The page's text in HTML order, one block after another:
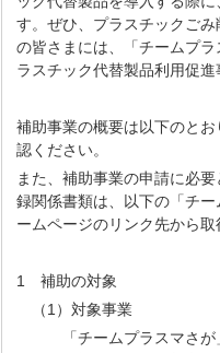
す。ぜひ、プラスチックご
の皆さまには、「チームプ
ラスチック代替製品利用促進
補助事業の概要は以下のと
認ください。
また、補助事業の申請に必
録関係書類は、以下の「チ
ームページのリンク先から取
1 補助の対象
（1）対象事業
「チームプラスマさが」